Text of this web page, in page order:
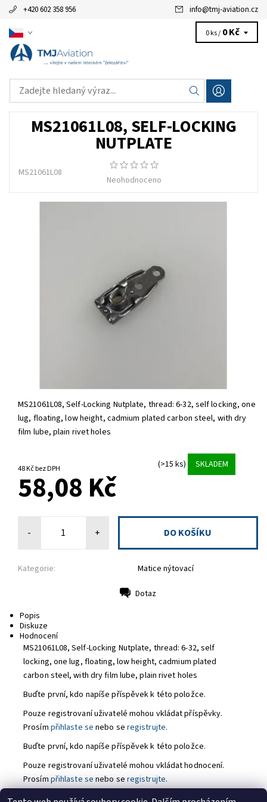
+420 602 358 956 info@tmj-aviation.cz
0 ks / 0 Kč
MS21061L08, SELF-LOCKING
NUTPLATE
MS21061L08
Neohodnoceno
MS21061L08, Self-Locking Nutplate, thread: 6-32, self locking, one
lug, floating, low height, cadmium plated carbon steel, with dry
film lube, plain rivet holes
48 Kč bez DPH (>15 ks) SKLADEM
58,08 Kč
- +
Kategorie: Matice nýtovací
Dotaz
Popis
Diskuze
Hodnocení
MS21061L08, Self-Locking Nutplate, thread: 6-32, self
locking, one lug, floating, low height, cadmium plated
carbon steel, with dry film lube, plain rivet holes
Buďte první, kdo napíše příspěvek k této položce.
Pouze registrovaní uživatelé mohou vkládat příspěvky.
Prosím přihlaste se nebo se registrujte.
Buďte první, kdo napíše příspěvek k této položce.
Pouze registrovaní uživatelé mohou vkládat hodnocení.
Prosím přihlaste se nebo se registrujte.